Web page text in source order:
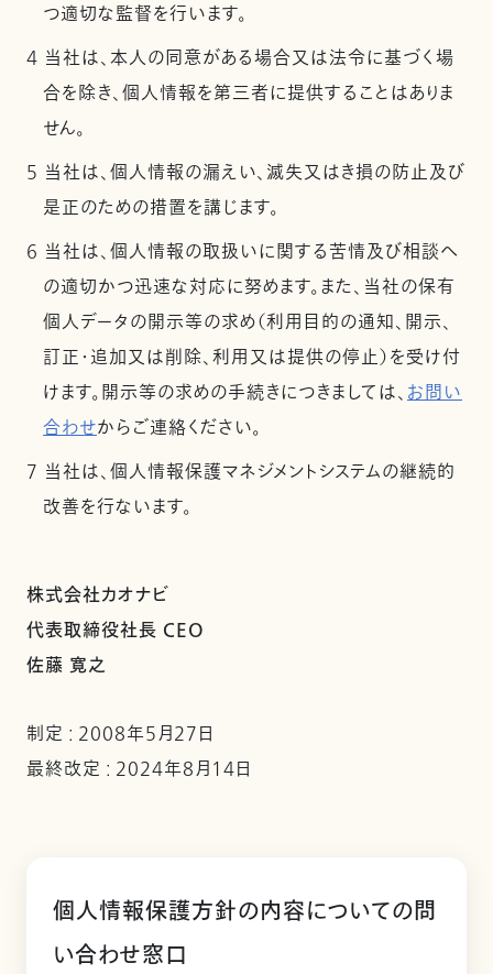
つ適切な監督を行います。
4 当社は、本人の同意がある場合又は法令に基づく場
合を除き、個人情報を第三者に提供することはありま
せん。
5 当社は、個人情報の漏えい、滅失又はき損の防止及び
是正のための措置を講じます。
6 当社は、個人情報の取扱いに関する苦情及び相談へ
の適切かつ迅速な対応に努めます。また、当社の保有
個人データの開示等の求め（利用目的の通知、開示、
訂正・追加又は削除、利用又は提供の停止）を受け付
けます。開示等の求めの手続きにつきましては、お問い
合わせからご連絡ください。
7 当社は、個人情報保護マネジメントシステムの継続的
改善を行ないます。
株式会社カオナビ
代表取締役社長 CEO
佐藤 寛之
制定 : 2008年5月27日
最終改定 : 2024年8月14日
個人情報保護方針の内容についての問
い合わせ窓口